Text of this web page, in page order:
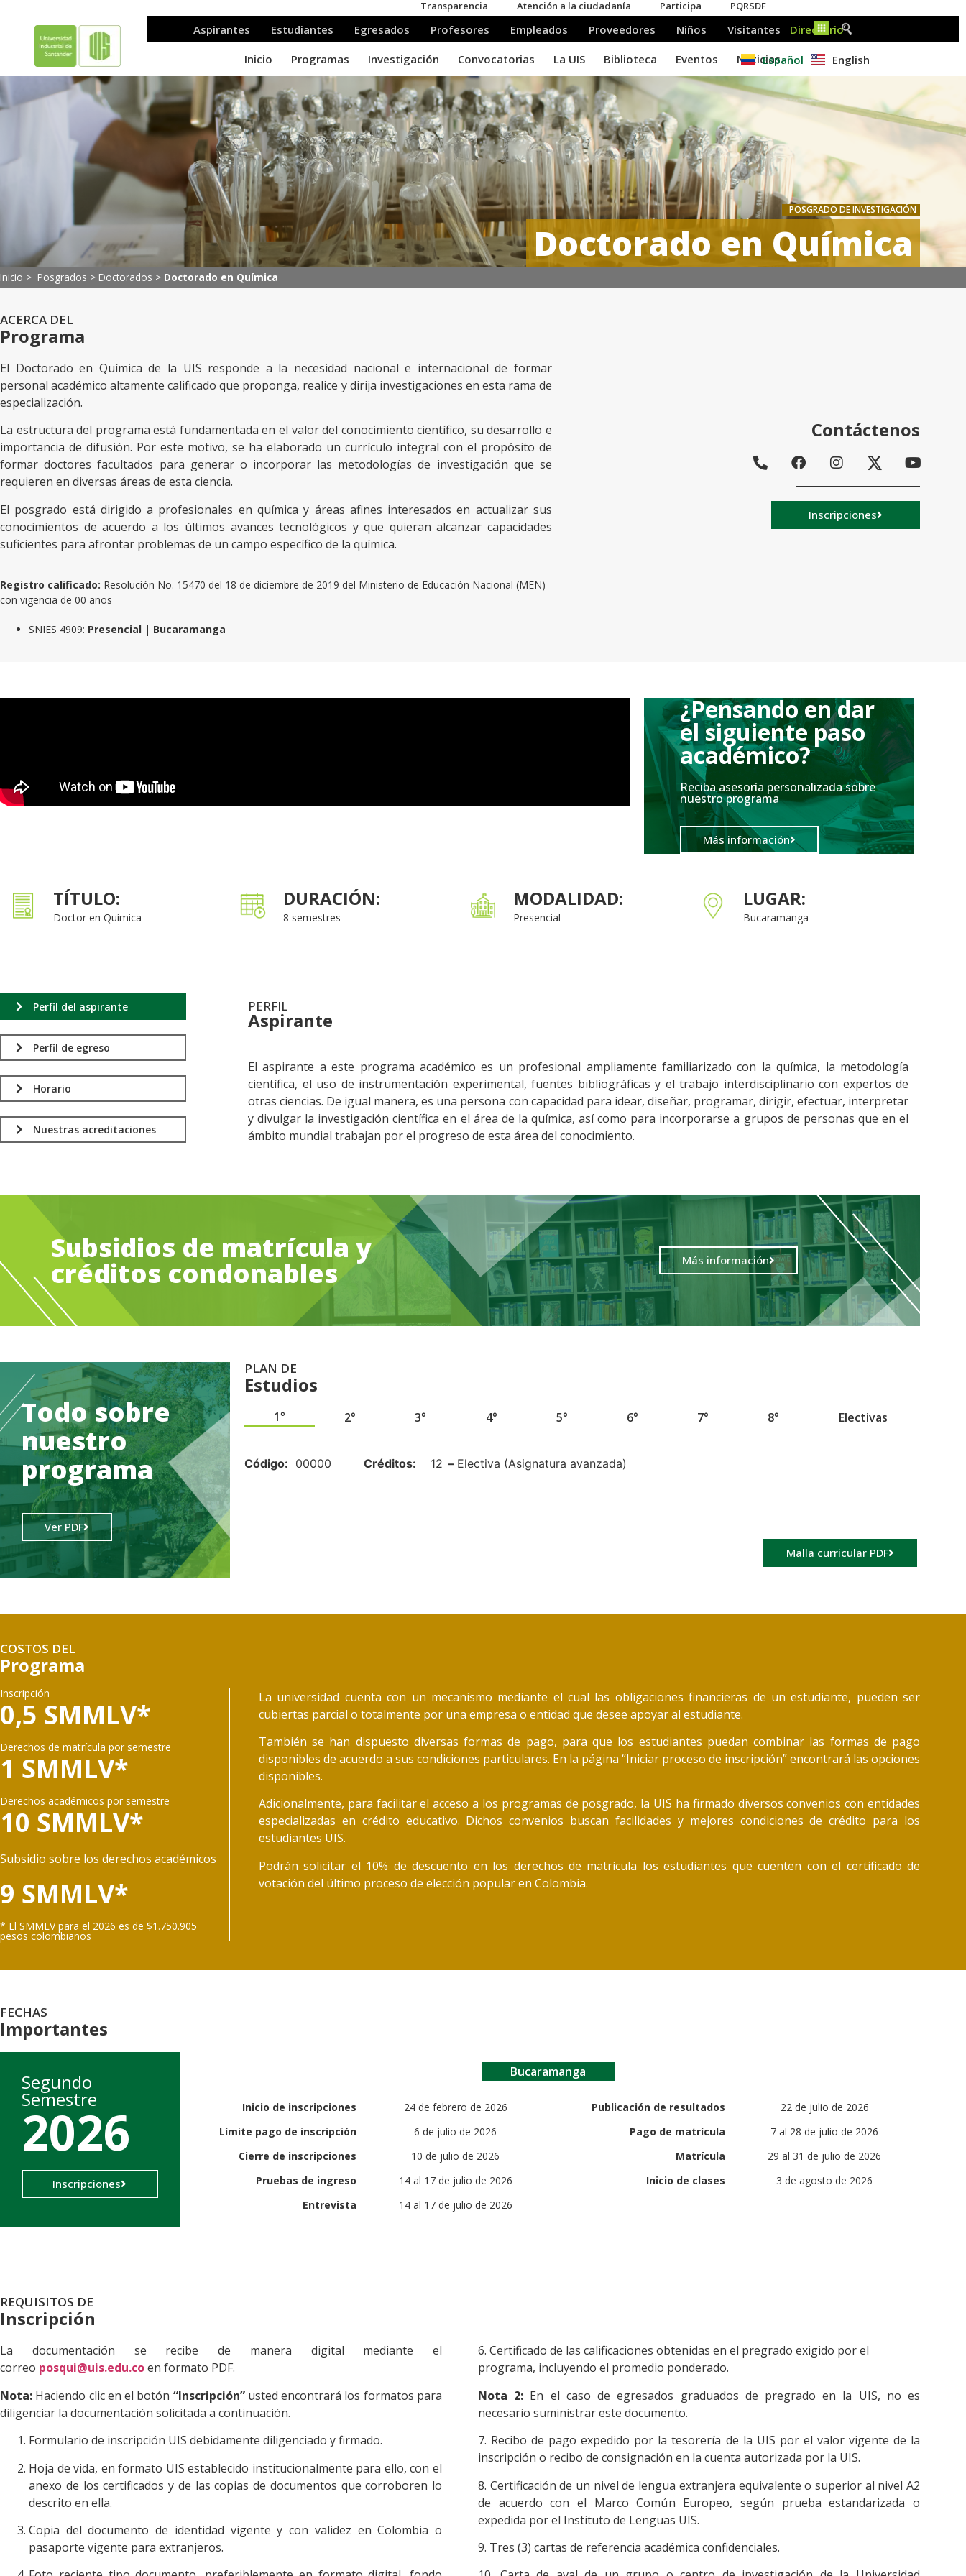
Español English
POSGRADO DE INVESTIGACIÓN
Doctorado en Química
Inicio > Posgrados > Doctorados > Doctorado en Química
ACERCA DEL
Programa
El Doctorado en Química de la UIS responde a la necesidad nacional e internacional de formar
personal académico altamente calificado que proponga, realice y dirija investigaciones en esta rama de
especialización.
La estructura del programa está fundamentada en el valor del conocimiento científico, su desarrollo e
importancia de difusión. Por este motivo, se ha elaborado un currículo integral con el propósito de
formar doctores facultados para generar o incorporar las metodologías de investigación que se
requieren en diversas áreas de esta ciencia.
El posgrado está dirigido a profesionales en química y áreas afines interesados en actualizar sus
conocimientos de acuerdo a los últimos avances tecnológicos y que quieran alcanzar capacidades
suficientes para afrontar problemas de un campo específico de la química.
Registro calificado: Resolución No. 15470 del 18 de diciembre de 2019 del Ministerio de Educación Nacional (MEN)
con vigencia de 00 años
SNIES 4909: Presencial | Bucaramanga
Contáctenos
Inscripciones
¿Pensando en dar
el siguiente paso
académico?
Reciba asesoría personalizada sobre
nuestro programa
Más información
TÍTULO:
Doctor en Química
DURACIÓN:
8 semestres
MODALIDAD:
Presencial
LUGAR:
Bucaramanga
Perfil del aspirante
Perfil de egreso
Horario
Nuestras acreditaciones
PERFIL
Aspirante
El aspirante a este programa académico es un profesional ampliamente familiarizado con la química, la metodología
científica, el uso de instrumentación experimental, fuentes bibliográficas y el trabajo interdisciplinario con expertos de
otras ciencias. De igual manera, es una persona con capacidad para idear, diseñar, programar, dirigir, efectuar, interpretar
y divulgar la investigación científica en el área de la química, así como para incorporarse a grupos de personas que en el
ámbito mundial trabajan por el progreso de esta área del conocimiento.
Subsidios de matrícula y
créditos condonables Más información
Todo sobre
nuestro
programa
Ver PDF
PLAN DE
Estudios
1° 2° 3° 4° 5° 6° 7° 8° Electivas
Código: 00000 Créditos: 12 – Electiva (Asignatura avanzada)
Malla curricular PDF
COSTOS DEL
Programa
Inscripción
0,5 SMMLV*
Derechos de matrícula por semestre
1 SMMLV*
Derechos académicos por semestre
10 SMMLV*
Subsidio sobre los derechos académicos
9 SMMLV*
* El SMMLV para el 2026 es de $1.750.905
pesos colombianos
La universidad cuenta con un mecanismo mediante el cual las obligaciones financieras de un estudiante, pueden ser
cubiertas parcial o totalmente por una empresa o entidad que desee apoyar al estudiante.
También se han dispuesto diversas formas de pago, para que los estudiantes puedan combinar las formas de pago
disponibles de acuerdo a sus condiciones particulares. En la página “Iniciar proceso de inscripción” encontrará las opciones
disponibles.
Adicionalmente, para facilitar el acceso a los programas de posgrado, la UIS ha firmado diversos convenios con entidades
especializadas en crédito educativo. Dichos convenios buscan facilidades y mejores condiciones de crédito para los
estudiantes UIS.
Podrán solicitar el 10% de descuento en los derechos de matrícula los estudiantes que cuenten con el certificado de
votación del último proceso de elección popular en Colombia.
FECHAS
Importantes
Segundo
Semestre
2026
Inscripciones
Bucaramanga
Inicio de inscripciones
Límite pago de inscripción
Cierre de inscripciones
Pruebas de ingreso
Entrevista
24 de febrero de 2026
6 de julio de 2026
10 de julio de 2026
14 al 17 de julio de 2026
14 al 17 de julio de 2026
Publicación de resultados
Pago de matrícula
Matrícula
Inicio de clases
22 de julio de 2026
7 al 28 de julio de 2026
29 al 31 de julio de 2026
3 de agosto de 2026
REQUISITOS DE
Inscripción
La documentación se recibe de manera digital mediante el
correo posqui@uis.edu.coen formato PDF.
Nota: Haciendo clic en el botón “Inscripción”usted encontrará los formatos para
diligenciar la documentación solicitada a continuación.
Formulario de inscripción UIS debidamente diligenciado y firmado.
Hoja de vida, en formato UIS establecido institucionalmente para ello, con el
anexo de los certificados y de las copias de documentos que corroboren lo
descrito en ella.
Copia del documento de identidad vigente y con validez en Colombia o
pasaporte vigente para extranjeros.
6. Certificado de las calificaciones obtenidas en el pregrado exigido por el
programa, incluyendo el promedio ponderado.
Nota 2: En el caso de egresados graduados de pregrado en la UIS, no es
necesario suministrar este documento.
7. Recibo de pago expedido por la tesorería de la UIS por el valor vigente de la
inscripción o recibo de consignación en la cuenta autorizada por la UIS.
8. Certificación de un nivel de lengua extranjera equivalente o superior al nivel A2
de acuerdo con el Marco Común Europeo, según prueba estandarizada o
expedida por el Instituto de Lenguas UIS.
9. Tres (3) cartas de referencia académica confidenciales.